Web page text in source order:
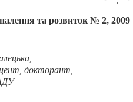
та розвиток № 2, 2009
докторант,